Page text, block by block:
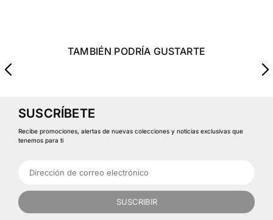
TAMBIÉN PODRÍA GUSTARTE
SUSCRÍBETE
Recibe promociones, alertas de nuevas colecciones y noticias exclusivas que
tenemos para ti
SUSCRIBIR